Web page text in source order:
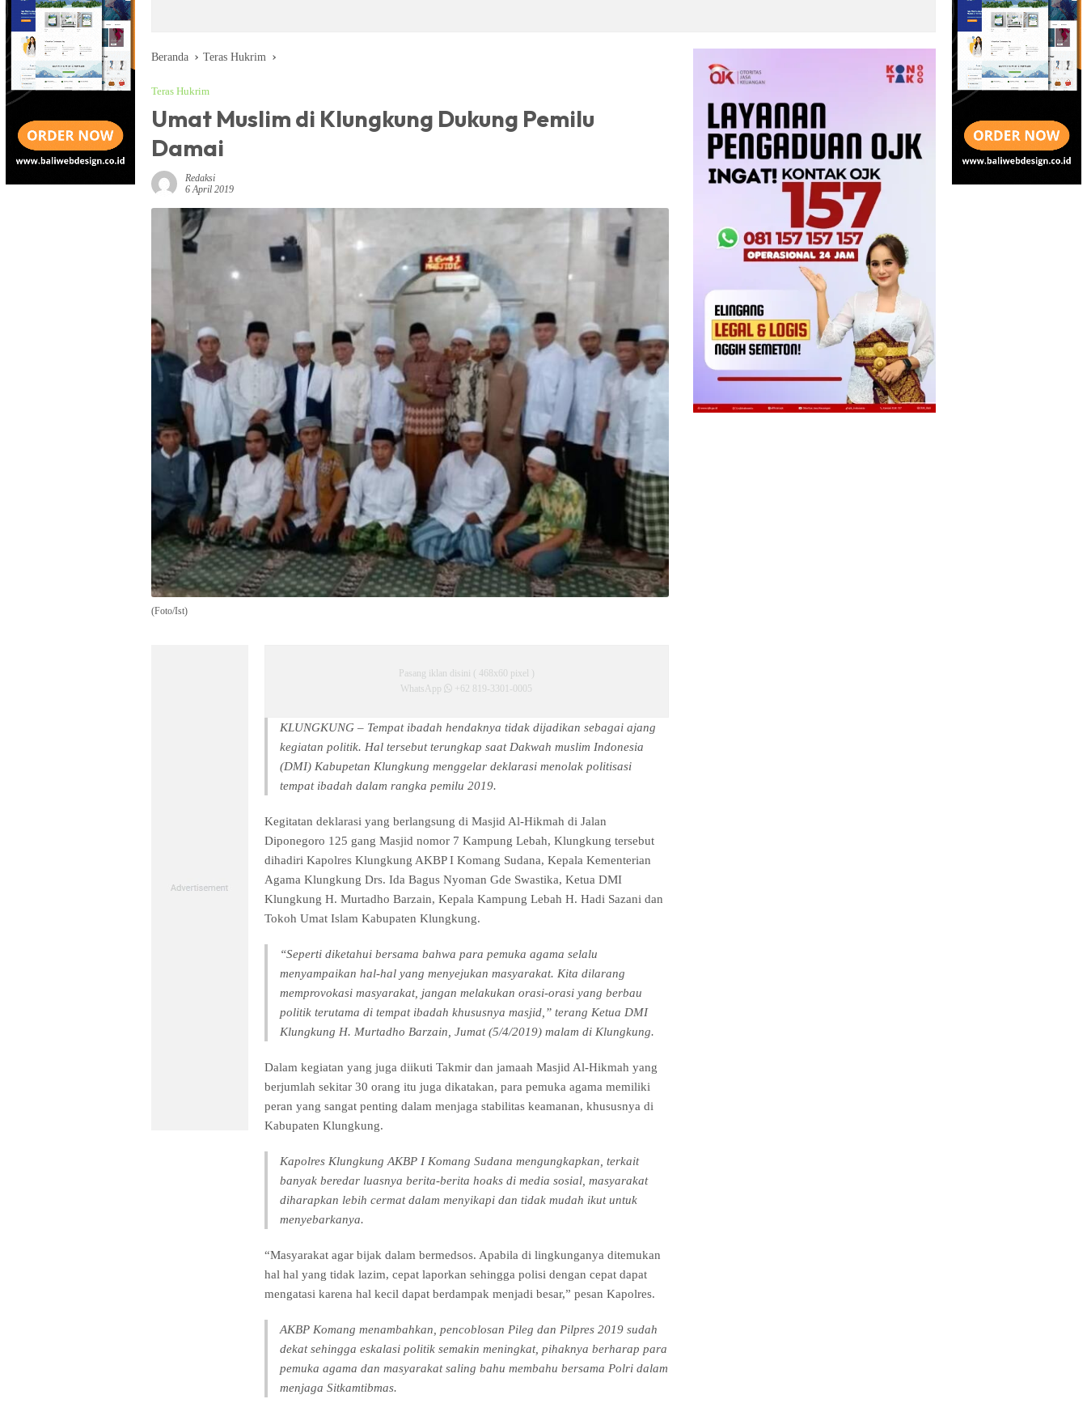
Beranda Teras Hukrim
Teras Hukrim
Umat Muslim di Klungkung Dukung Pemilu
Damai
Redaksi
6 April 2019
(Foto/Ist)
Pasang iklan disini ( 468x60 pixel )
WhatsApp
+62 819-3301-0005
KLUNGKUNG – Tempat ibadah hendaknya tidak dijadikan sebagai ajang
kegiatan politik. Hal tersebut terungkap saat Dakwah muslim Indonesia
(DMI) Kabupetan Klungkung menggelar deklarasi menolak politisasi
tempat ibadah dalam rangka pemilu 2019.
Kegitatan deklarasi yang berlangsung di Masjid Al-Hikmah di Jalan
Diponegoro 125 gang Masjid nomor 7 Kampung Lebah, Klungkung tersebut
dihadiri Kapolres Klungkung AKBP I Komang Sudana, Kepala Kementerian
Agama Klungkung Drs. Ida Bagus Nyoman Gde Swastika, Ketua DMI
Klungkung H. Murtadho Barzain, Kepala Kampung Lebah H. Hadi Sazani dan
Tokoh Umat Islam Kabupaten Klungkung.
“Seperti diketahui bersama bahwa para pemuka agama selalu
menyampaikan hal-hal yang menyejukan masyarakat. Kita dilarang
memprovokasi masyarakat, jangan melakukan orasi-orasi yang berbau
politik terutama di tempat ibadah khususnya masjid,” terang Ketua DMI
Klungkung H. Murtadho Barzain, Jumat (5/4/2019) malam di Klungkung.
Dalam kegiatan yang juga diikuti Takmir dan jamaah Masjid Al-Hikmah yang
berjumlah sekitar 30 orang itu juga dikatakan, para pemuka agama memiliki
peran yang sangat penting dalam menjaga stabilitas keamanan, khususnya di
Kabupaten Klungkung.
Kapolres Klungkung AKBP I Komang Sudana mengungkapkan, terkait
banyak beredar luasnya berita-berita hoaks di media sosial, masyarakat
diharapkan lebih cermat dalam menyikapi dan tidak mudah ikut untuk
menyebarkanya.
“Masyarakat agar bijak dalam bermedsos. Apabila di lingkunganya ditemukan
hal hal yang tidak lazim, cepat laporkan sehingga polisi dengan cepat dapat
mengatasi karena hal kecil dapat berdampak menjadi besar,” pesan Kapolres.
AKBP Komang menambahkan, pencoblosan Pileg dan Pilpres 2019 sudah
dekat sehingga eskalasi politik semakin meningkat, pihaknya berharap para
pemuka agama dan masyarakat saling bahu membahu bersama Polri dalam
menjaga Sitkamtibmas.